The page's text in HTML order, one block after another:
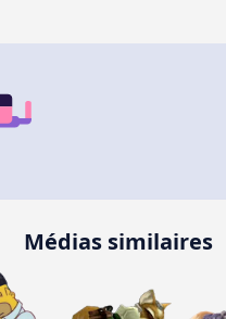
Médias similaires